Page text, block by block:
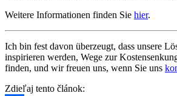
Weitere Informationen finden Sie hier.
Ich bin fest davon überzeugt, dass unsere
inspirieren werden, Wege zur
finden, und wir freuen uns, wenn Sie uns
Zdieľaj tento článok: